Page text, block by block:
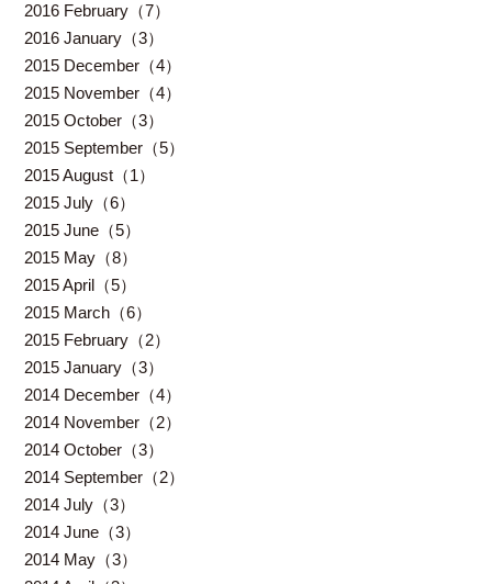
2016 February（7）
2016 January（3）
2015 December（4）
2015 November（4）
2015 October（3）
2015 September（5）
2015 August（1）
2015 July（6）
2015 June（5）
2015 May（8）
2015 April（5）
2015 March（6）
2015 February（2）
2015 January（3）
2014 December（4）
2014 November（2）
2014 October（3）
2014 September（2）
2014 July（3）
2014 June（3）
2014 May（3）